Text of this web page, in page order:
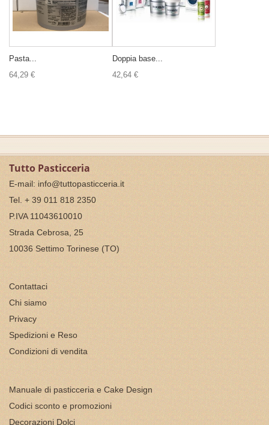
Pasta...
64,29 €
Doppia base...
42,64 €
Tutto Pasticceria
E-mail: info@tuttopasticceria.it
Tel. + 39 011 818 2350
P.IVA 11043610010
Strada Cebrosa, 25
10036 Settimo Torinese (TO)
Contattaci
Chi siamo
Privacy
Spedizioni e Reso
Condizioni di vendita
Manuale di pasticceria e Cake Design
Codici sconto e promozioni
Decorazioni Dolci